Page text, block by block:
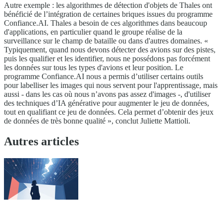
Autre exemple : les algorithmes de détection d'objets de Thales ont
bénéficié de l’intégration de certaines briques issues du programme
Confiance.AI. Thales a besoin de ces algorithmes dans beaucoup
d'applications, en particulier quand le groupe réalise de la
surveillance sur le champ de bataille ou dans d'autres domaines. «
Typiquement, quand nous devons détecter des avions sur des pistes,
puis les qualifier et les identifier, nous ne possédons pas forcément
les données sur tous les types d'avions et leur position. Le
programme Confiance.AI nous a permis d’utiliser certains outils
pour labelliser les images qui nous servent pour l'apprentissage, mais
aussi - dans les cas où nous n’avons pas assez d'images -, d'utiliser
des techniques d’IA générative pour augmenter le jeu de données,
tout en qualifiant ce jeu de données. Cela permet d’obtenir des jeux
de données de très bonne qualité », conclut Juliette Mattioli.
Autres articles